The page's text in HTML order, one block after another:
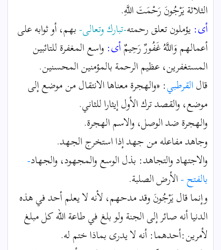
الثلاثة يَرْجُونَ رَحْمَتَ اللَّهِ.
أى: يؤملون تعلق رحمته-تبارك وتعالى-بهم، أو ثوابه على
أعمالهم وَاللَّهُ غَفُورٌ رَحِيمٌأى: واسع المغفرة للتائبين
المستغفرين، عظيم الرحمة بالمؤمنين المحسنين.
قالالقرطبي: «والهجرة معناها الانتقال من موضع إلى
موضع، والقصد ترك الأول إيثارا للثاني.
والهجرة ضد الوصل، والاسم الهجرة.
وجاهد مفاعله من جهد إذا استخرج الجهد.
والاجتهاد والتجاهد: بذل الوسع والمجهود، والجهاد-
بالفتح -الأرض الصلبة.
وإنما قال يَرْجُونَ وقد مدحهم، لأنه لا يعلم أحد في هذه
الدنيا أنه صائر إلى الجنة ولو بلغ في طاعة الله كل مبلغ
لأمرين:أحدهما: أنه لا يدرى بماذا ختم له.